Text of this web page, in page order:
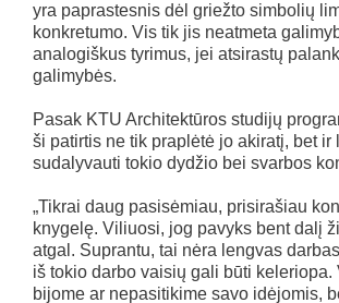
yra paprastesnis dėl griežto simbolių
konkretumo. Vis tik jis neatmeta
analogiškus tyrimus, jei atsirastų
galimybės.
Pasak KTU Architektūros studijų
ši patirtis ne tik praplėtė jo akiratį, bet ir
sudalyvauti tokio dydžio bei svarbos
„Tikrai daug pasisėmiau, prisirašiau
knygelę. Viliuosi, jog pavyks bent dalį
atgal. Suprantu, tai nėra lengvas
iš tokio darbo vaisių gali būti keleriopa.
bijome ar nepasitikime savo idėjomis,